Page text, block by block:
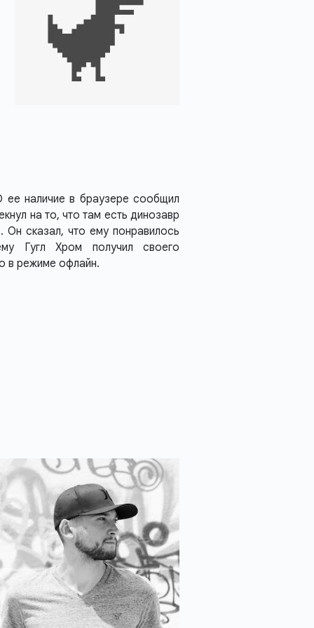
ее наличие в браузере сообщил
на то, что там есть динозавр
Он сказал, что ему понравилось
Гугл Хром получил своего
в режиме офлайн.